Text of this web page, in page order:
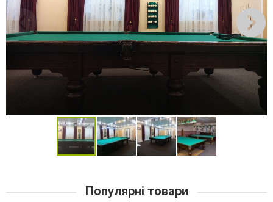
Популярні товари